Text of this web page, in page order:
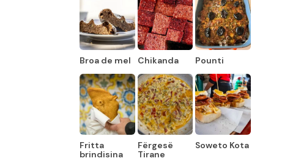
Broa de mel Chikanda Pounti
Fritta
brindisina
Fërgesë
Tirane
Soweto Kota